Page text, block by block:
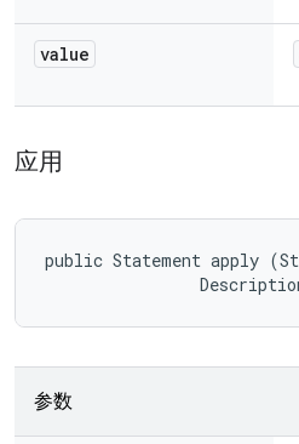
value
应用
public Statement apply
参数